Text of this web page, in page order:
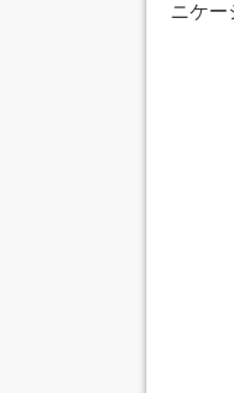
ニケー